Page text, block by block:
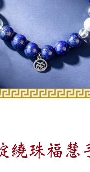
繞珠福慧